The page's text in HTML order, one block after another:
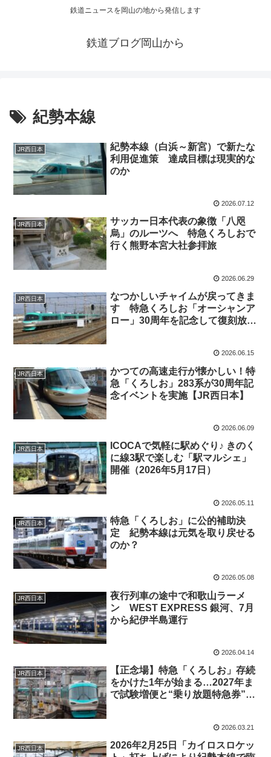
鉄道ニュースを岡山の地から発信します
鉄道ブログ岡山から
紀勢本線
JR西日本
紀勢本線（白浜～新宮）で新たな
利用促進策 達成目標は現実的な
のか
2026.07.12
JR西日本
サッカー日本代表の象徴「八咫
烏」のルーツへ 特急くろしおで
行く熊野本宮大社参拝旅
2026.06.29
JR西日本
なつかしいチャイムが戻ってきま
す 特急くろしお「オーシャンア
ロー」30周年を記念して復刻放送
2026.06.15
JR西日本
かつての高速走行が懐かしい！特
急「くろしお」283系が30周年記
念イベントを実施【JR西日本】
2026.06.09
JR西日本
ICOCAで気軽に駅めぐり♪ きのく
に線3駅で楽しむ「駅マルシェ」
開催（2026年5月17日）
2026.05.11
JR西日本
特急「くろしお」に公的補助決
定 紀勢本線は元気を取り戻せる
のか？
2026.05.08
JR西日本
夜行列車の途中で和歌山ラーメ
ン WEST EXPRESS 銀河、7月
から紀伊半島運行
2026.04.14
JR西日本
【正念場】特急「くろしお」存続
をかけた1年が始まる…2027年ま
で試験増便と“乗り放題特急券”投
2026.03.21
JR西日本
2026年2月25日「カイロスロケッ